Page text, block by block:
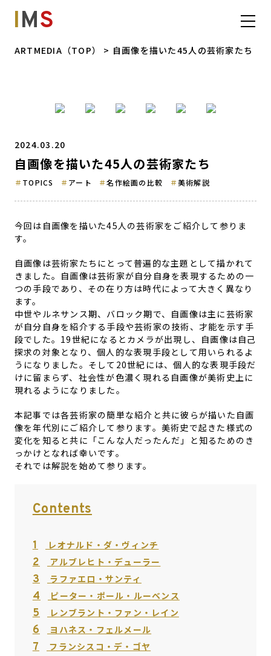
IMS
ARTMEDIA（TOP） > 自画像を描いた45人の芸術家たち
2024.03.20
自画像を描いた45人の芸術家たち
TOPICS アート 名作絵画の比較 美術解説
今回は自画像を描いた45人の芸術家をご紹介して参りま
す。
自画像は芸術家たちにとって普遍的な主題として描かれて
きました。自画像は芸術家が自分自身を表現するための一
つの手段であり、その在り方は時代によって大きく異なり
ます。
中世やルネサンス期、バロック期で、自画像は主に芸術家
が自分自身を紹介する手段や芸術家の技術、才能を示す手
段でした。19世紀になるとカメラが出現し、自画像は自己
探求の対象となり、個人的な表現手段として用いられるよ
うになりました。そして20世紀には、個人的な表現手段だ
けに留まらず、社会性が色濃く現れる自画像が美術史上に
現れるようになりました。
本記事では各芸術家の簡単な紹介と共に彼らが描いた自画
像を年代別にご紹介して参ります。美術史で起きた様式の
変化を知ると共に「こんな人だったんだ」と知るためのき
っかけとなれば幸いです。
それでは解説を始めて参ります。
Contents
1 レオナルド・ダ・ヴィンチ
2 アルブレヒト・デューラー
3 ラファエロ・サンティ
4 ピーター・ポール・ルーベンス
5 レンブラント・ファン・レイン
6 ヨハネス・フェルメール
7 フランシスコ・デ・ゴヤ